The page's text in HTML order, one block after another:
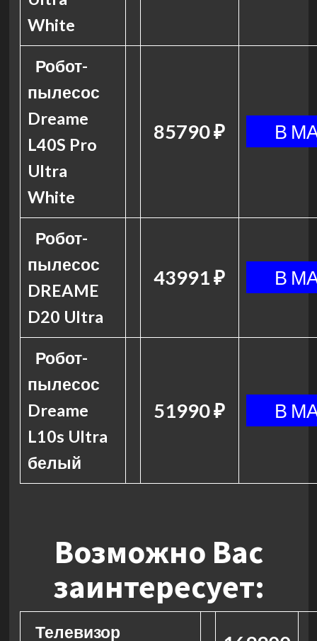
White
Робот-
пылесос
Dreame
L40S Pro
Ultra
White
85790 ₽
Робот-
пылесос
DREAME
D20 Ultra
43991 ₽
Робот-
пылесос
Dreame
L10s Ultra
белый
51990 ₽
Возможно Вас
заинтересует:
Телевизор